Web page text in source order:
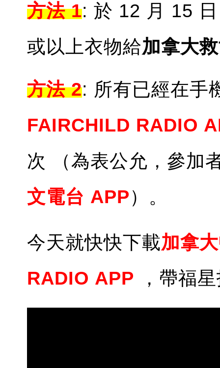
方法 1: 於 12 月 15
或以上衣物給加拿大
方法 2: 所有已經在手
FAIRCHILD RADIO
次 （為表公允，參加
文電台 APP）。
今天就快快下載加拿
RADIO APP ，帶福